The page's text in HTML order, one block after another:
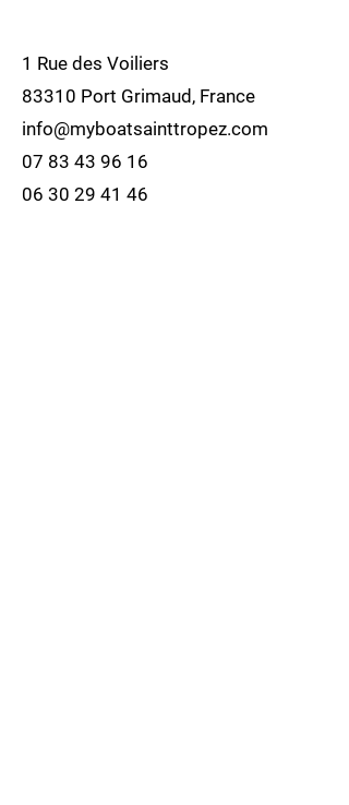
1 Rue des Voiliers
83310 Port Grimaud, France
info@myboatsainttropez.com
07 83 43 96 16
06 30 29 41 46